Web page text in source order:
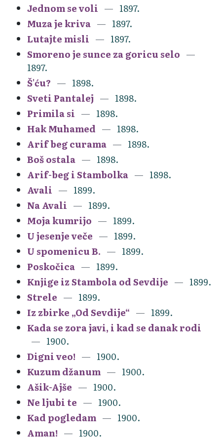
Jednom se voli
1897.
Muza je kriva
1897.
Lutajte misli
1897.
Smoreno je sunce za goricu selo
1897.
Š'ću?
1898.
Sveti Pantalej
1898.
Primila si
1898.
Hak Muhamed
1898.
Arif beg curama
1898.
Boš ostala
1898.
Arif-beg i Stambolka
1898.
Avali
1899.
Na Avali
1899.
Moja kumrijo
1899.
U jesenje veče
1899.
U spomenicu B.
1899.
Poskočica
1899.
Knjige iz Stambola od Sevdije
1899.
Strele
1899.
Iz zbirke „Od Sevdije“
1899.
Kada se zora javi, i kad se danak rodi
1900.
Digni veo!
1900.
Kuzum džanum
1900.
Ašik-Ajše
1900.
Ne ljubi te
1900.
Kad pogledam
1900.
Aman!
1900.